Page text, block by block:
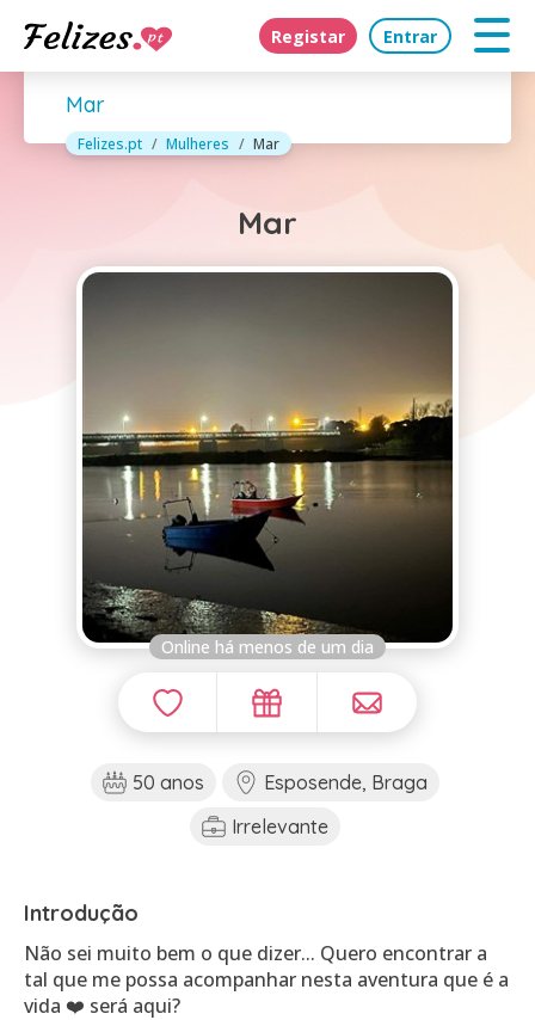
Registar Entrar
Mar
Felizes.pt Mulheres Mar
Mar
Online há menos de um dia
50 anos
Esposende, Braga
Irrelevante
Introdução
Não sei muito bem o que dizer... Quero encontrar a
tal que me possa acompanhar nesta aventura que é a
vida ❤️ será aqui?